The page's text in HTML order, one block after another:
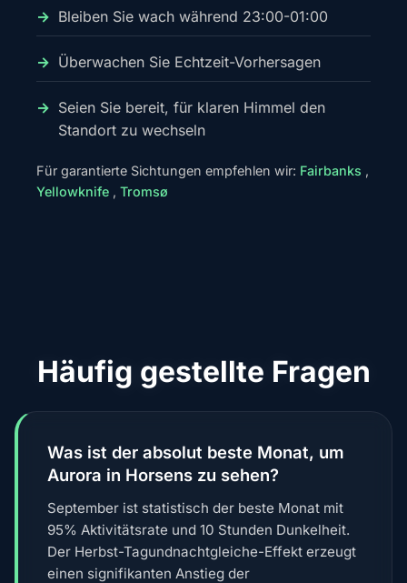
Bleiben Sie wach während 23:00-01:00
Überwachen Sie Echtzeit-Vorhersagen
Seien Sie bereit, für klaren Himmel den
Standort zu wechseln
Für garantierte Sichtungen empfehlen wir: Fairbanks ,
Yellowknife , Tromsø
Häufig gestellte Fragen
Was ist der absolut beste Monat, um
Aurora in Horsens zu sehen?
September ist statistisch der beste Monat mit
95% Aktivitätsrate und 10 Stunden Dunkelheit.
Der Herbst-Tagundnachtgleiche-Effekt erzeugt
einen signifikanten Anstieg der